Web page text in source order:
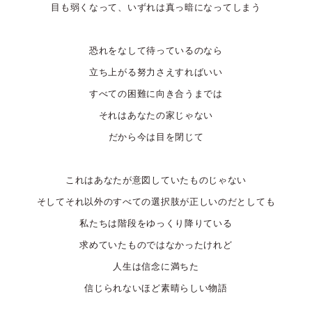
目も弱くなって、いずれは真っ暗になってしまう
恐れをなして待っているのなら
立ち上がる努力さえすればいい
すべての困難に向き合うまでは
それはあなたの家じゃない
だから今は目を閉じて
これはあなたが意図していたものじゃない
そしてそれ以外のすべての選択肢が正しいのだとしても
私たちは階段をゆっくり降りている
求めていたものではなかったけれど
人生は信念に満ちた
信じられないほど素晴らしい物語